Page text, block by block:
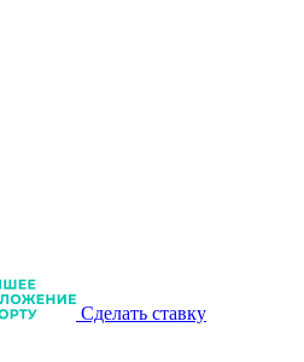
Сделать ставку